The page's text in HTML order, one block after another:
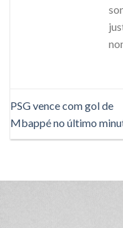
PSG vence com gol de
Mbappé no último